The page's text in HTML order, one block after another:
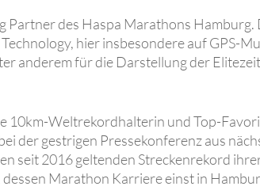
Partner des Haspa Marathons
hier insbesondere auf GPS-
anderem für die Darstellung der
10km-Weltrekordhalterin und Top-
der gestrigen Pressekonferenz aus
seit 2016 geltenden Streckenrekord
Marathon Karriere einst in